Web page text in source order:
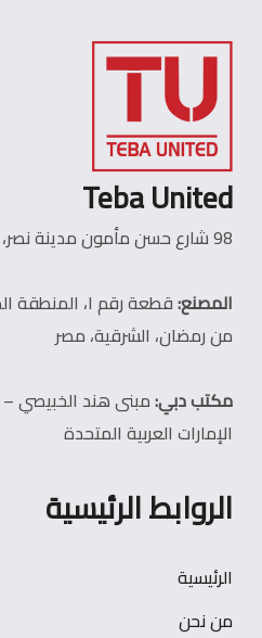
Teba United
98 شارع حسن مأمون مدينة نصر، القاهرة، مصر
المصنع:
من رمضان، الشرقية، مصر
مكتب دبي:
الإمارات العربية المتحدة
الروابط الرئيسية
الرئيسية
من نحن